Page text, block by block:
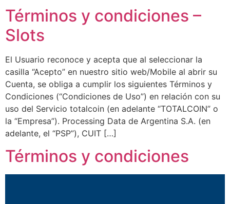
Términos y condiciones –
Slots
El Usuario reconoce y acepta que al seleccionar la
casilla “Acepto” en nuestro sitio web/Mobile al abrir su
Cuenta, se obliga a cumplir los siguientes Términos y
Condiciones (“Condiciones de Uso”) en relación con su
uso del Servicio totalcoin (en adelante “TOTALCOIN” o
la “Empresa”). Processing Data de Argentina S.A. (en
adelante, el “PSP”), CUIT […]
Términos y condiciones